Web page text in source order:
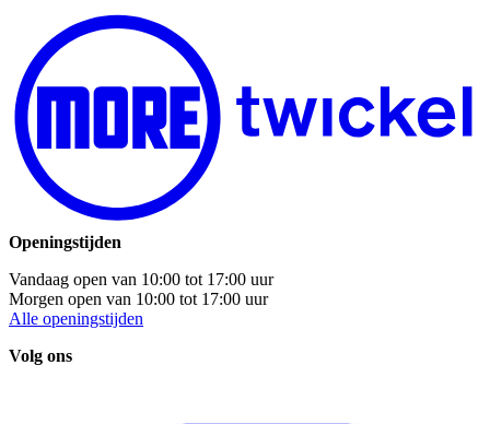
Openingstijden
Vandaag open van 10:00 tot 17:00 uur
Morgen open van 10:00 tot 17:00 uur
Alle openingstijden
Volg ons